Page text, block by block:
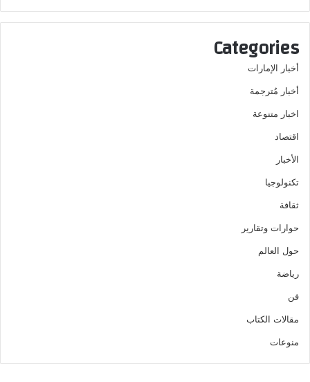
Categories
أخبار الإمارات
أخبار مُترجمة
اخبار متنوعة
اقتصاد
الأخبار
تكنولوجيا
ثقافة
حوارات وتقارير
حول العالم
رياضة
فن
مقالات الكتاب
منوعات